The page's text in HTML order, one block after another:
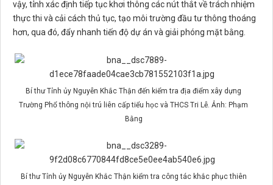
vậy, tỉnh xác định tiếp tục khơi thông các nút thắt về trách nhiệm
thực thi và cải cách thủ tục, tạo môi trường đầu tư thông thoáng
hơn, qua đó, đẩy nhanh tiến độ dự án và giải phóng mặt bằng.
Bí thư Tỉnh ủy Nguyễn Khắc Thận đến kiểm tra địa điểm xây dựng
Trường Phổ thông nội trú liên cấp tiểu học và THCS Tri Lễ. Ảnh: Phạm
Bằng
Bí thư Tỉnh ủy Nguyễn Khắc Thận kiểm tra công tác khắc phục thiên